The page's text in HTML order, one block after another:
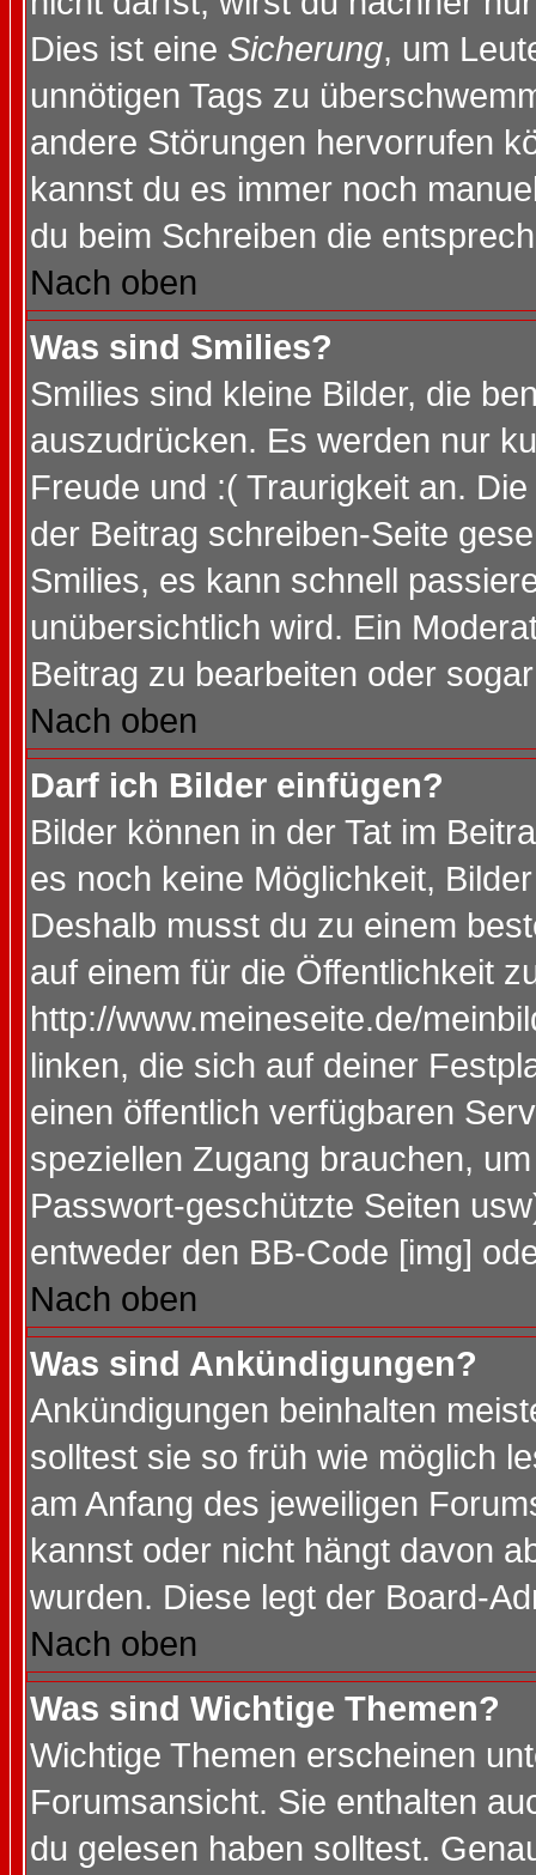
Dies ist eine Sicherung, um
unnötigen Tags zu
andere Störungen hervorrufen
kannst du es immer noch
du beim Schreiben die
Nach oben
Was sind Smilies?
Smilies sind kleine Bilder, die
auszudrücken. Es werden nur
Freude und :( Traurigkeit an.
der Beitrag schreiben-Seite
Smilies, es kann schnell
unübersichtlich wird. Ein
Beitrag zu bearbeiten oder
Nach oben
Darf ich Bilder einfügen?
Bilder können in der Tat im
es noch keine Möglichkeit,
Deshalb musst du zu einem
auf einem für die Öffentlichkeit
http://www.meineseite.de/
linken, die sich auf deiner
einen öffentlich verfügbaren
speziellen Zugang brauchen,
Passwort-geschützte Seiten
entweder den BB-Code [img]
Nach oben
Was sind Ankündigungen?
Ankündigungen beinhalten
solltest sie so früh wie möglich
am Anfang des jeweiligen
kannst oder nicht hängt davon
wurden. Diese legt der Board-
Nach oben
Was sind Wichtige Themen?
Wichtige Themen erscheinen
Forumsansicht. Sie enthalten
du gelesen haben solltest.